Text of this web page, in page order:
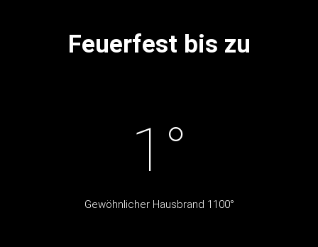
Feuerfest bis zu
1 °
Gewöhnlicher Hausbrand 1100°